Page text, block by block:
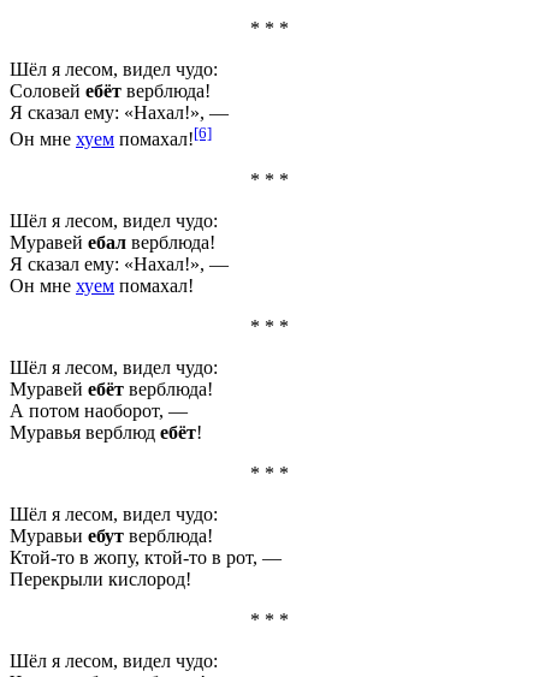
* * *
Шёл я лесом, видел чудо:
Соловей ебёт верблюда!
Я сказал ему: «Нахал!», —
Он мне хуем помахал![6]
* * *
Шёл я лесом, видел чудо:
Муравей ебал верблюда!
Я сказал ему: «Нахал!», —
Он мне хуем помахал!
* * *
Шёл я лесом, видел чудо:
Муравей ебёт верблюда!
А потом наоборот, —
Муравья верблюд ебёт!
* * *
Шёл я лесом, видел чудо:
Муравьи ебут верблюда!
Ктой-то в жопу, ктой-то в рот, —
Перекрыли кислород!
* * *
Шёл я лесом, видел чудо: